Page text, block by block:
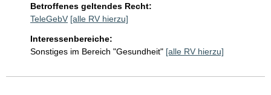
Betroffenes geltendes Recht:
TeleGebV [alle RV hierzu]
Interessenbereiche:
Sonstiges im Bereich "Gesundheit" [alle RV hierzu]